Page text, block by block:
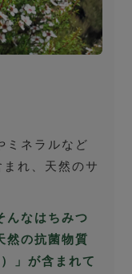
ミネラルなど
れ、天然のサ
んなはちみつ
然の抗菌物質
」が含まれて